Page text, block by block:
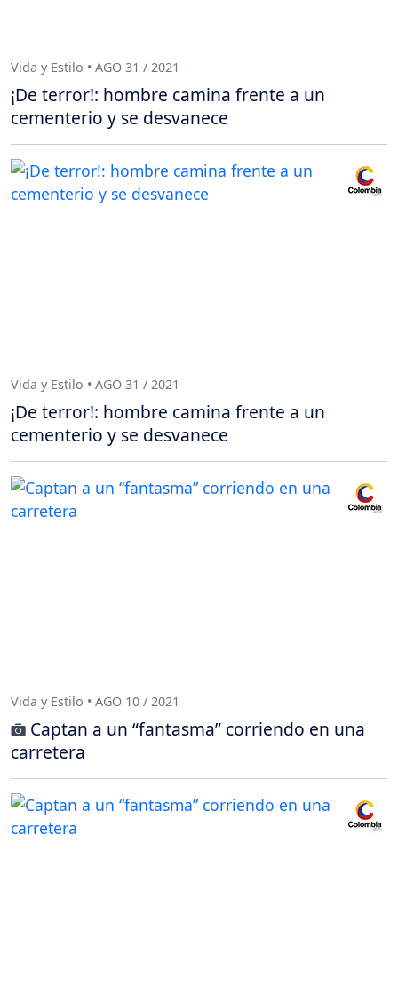
Vida y Estilo • AGO 31 / 2021
¡De terror!: hombre camina frente a un
cementerio y se desvanece
Vida y Estilo • AGO 31 / 2021
¡De terror!: hombre camina frente a un
cementerio y se desvanece
Vida y Estilo • AGO 10 / 2021
Captan a un “fantasma” corriendo en una
carretera